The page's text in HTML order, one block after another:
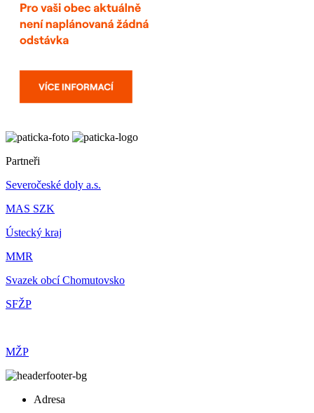
Partneři
Severočeské doly a.s.
MAS SZK
Ústecký kraj
MMR
Svazek obcí Chomutovsko
SFŽP
MŽP
Adresa